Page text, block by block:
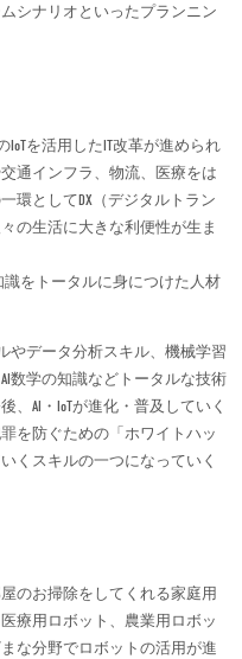
シナリオといったプランニン
を活用したIT改革が進められ
通インフラ、物流、医療をは
環としてDX（デジタルトラン
の生活に大きな利便性が生ま
識をトータルに身につけた人材
やデータ分析スキル、機械学習
数学の知識などトータルな技術
AI・IoTが進化・普及していく
を防ぐための「ホワイトハッ
くスキルの一つになっていく
のお掃除をしてくれる家庭用
療用ロボット、農業用ロボッ
な分野でロボットの活用が進